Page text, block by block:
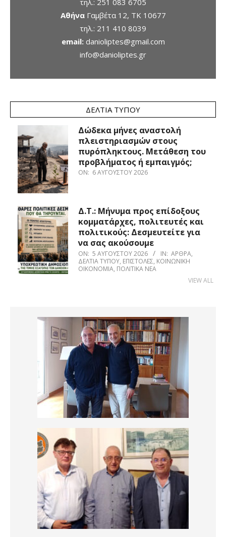
τηλ.: 251 083 6705
ΑθήναΓαμβέτα 12, ΤΚ 10677
τηλ.: 211 410 8039
email: danioliptes@gmail.com
info@danioliptes.gr
ΔΕΛΤΊΑ ΤΎΠΟΥ
Δώδεκα μήνες αναστολή
πλειστηριασμών στους
πυρόπληκτους. Μετάθεση του
προβλήματος ή εμπαιγμός;
ON: 6 ΑΥΓΟΎΣΤΟΥ 2026
Δ.Τ.: Μήνυμα προς επίδοξους
κομματάρχες, πολιτευτές και
πολιτικούς: Δεσμευτείτε για
να σας ακούσουμε
ON: 5 ΑΥΓΟΎΣΤΟΥ 2026 IN: ΆΡΘΡΑ,
ΔΕΛΤΊΑ ΤΎΠΟΥ, ΕΠΙΣΤΟΛΈΣ, ΚΟΙΝΩΝΙΚΉ
ΟΙΚΟΝΟΜΊΑ, ΠΟΛΙΤΙΚΆ ΝΈΑ
VIEW ALL